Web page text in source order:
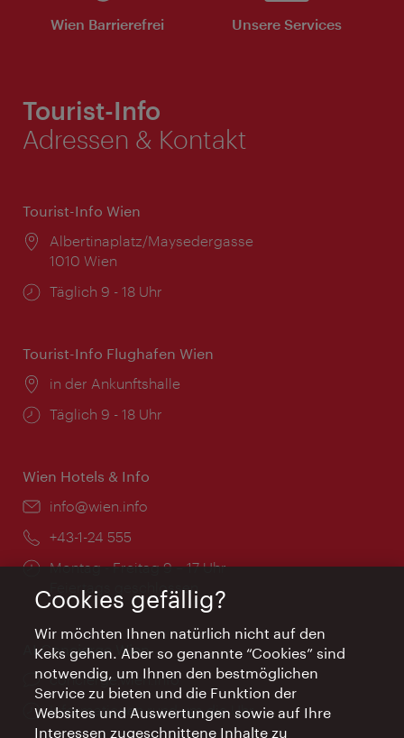
Wien Barrierefrei Unsere Services
Tourist-Info
Adressen & Kontakt
Tourist-Info Wien
Ort:
Albertinaplatz/Maysedergasse
1010 Wien
Öffnungszeiten:
Täglich 9 - 18 Uhr
Tourist-Info Flughafen Wien
Ort:
in der Ankunftshalle
Öffnungszeiten:
Täglich 9 - 18 Uhr
Wien Hotels & Info
Email:
info@wien.info
Telefon:
+43-1-24 555
Öffnungszeiten:
Montag - Freitag 9 – 17 Uhr
Feiertags geschlossen
AI Concierge Wien
Ort:
concierge.wien.info
Öffnungszeiten:
Informationen rund um die Uhr
Cookies gefällig?
Wir möchten Ihnen natürlich nicht auf den
Keks gehen. Aber so genannte “Cookies” sind
notwendig, um Ihnen den bestmöglichen
Service zu bieten und die Funktion der
Websites und Auswertungen sowie auf Ihre
Interessen zugeschnittene Inhalte zu